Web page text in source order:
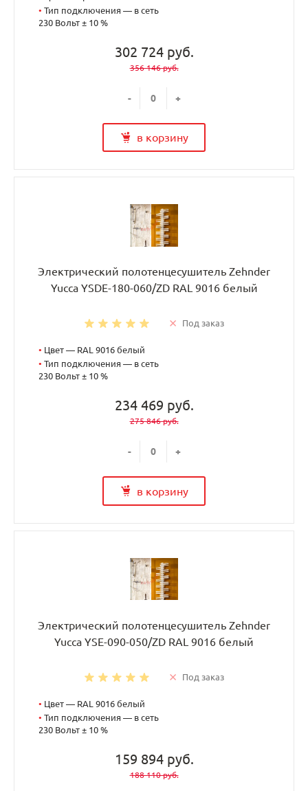
• Тип подключения — в сеть
230 Вольт ± 10 %
302 724 руб.
356 146 руб.
- +
в корзину
Электрический полотенцесушитель Zehnder
Yucca YSDE-180-060/ZD RAL 9016 белый
Под заказ
• Цвет — RAL 9016 белый
• Тип подключения — в сеть
230 Вольт ± 10 %
234 469 руб.
275 846 руб.
- +
в корзину
Электрический полотенцесушитель Zehnder
Yucca YSE-090-050/ZD RAL 9016 белый
Под заказ
• Цвет — RAL 9016 белый
• Тип подключения — в сеть
230 Вольт ± 10 %
159 894 руб.
188 110 руб.